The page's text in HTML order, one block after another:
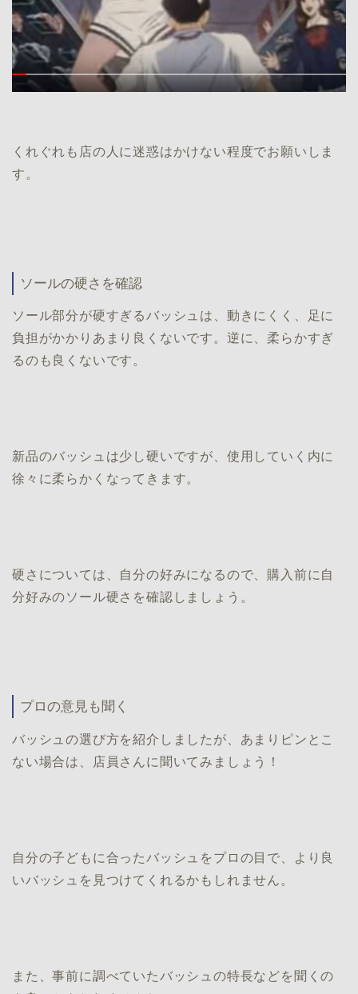
くれぐれも店の人に迷惑はかけない程度でお願いしま
す。
ソールの硬さを確認
ソール部分が硬すぎるバッシュは、動きにくく、足に
負担がかかりあまり良くないです。逆に、柔らかすぎ
るのも良くないです。
新品のバッシュは少し硬いですが、使用していく内に
徐々に柔らかくなってきます。
硬さについては、自分の好みになるので、購入前に自
分好みのソール硬さを確認しましょう。
プロの意見も聞く
バッシュの選び方を紹介しましたが、あまりピンとこ
ない場合は、店員さんに聞いてみましょう！
自分の子どもに合ったバッシュをプロの目で、より良
いバッシュを見つけてくれるかもしれません。
また、事前に調べていたバッシュの特長などを聞くの